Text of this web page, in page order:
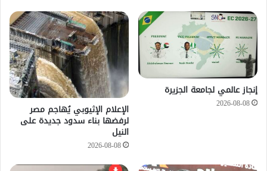
إنجاز عالمي لجامعة الجزيرة
2026-08-08 الإعلام الإثيوبي يُهاجم مصر
لرفضها بناء سدود جديدة على
النيل
2026-08-08